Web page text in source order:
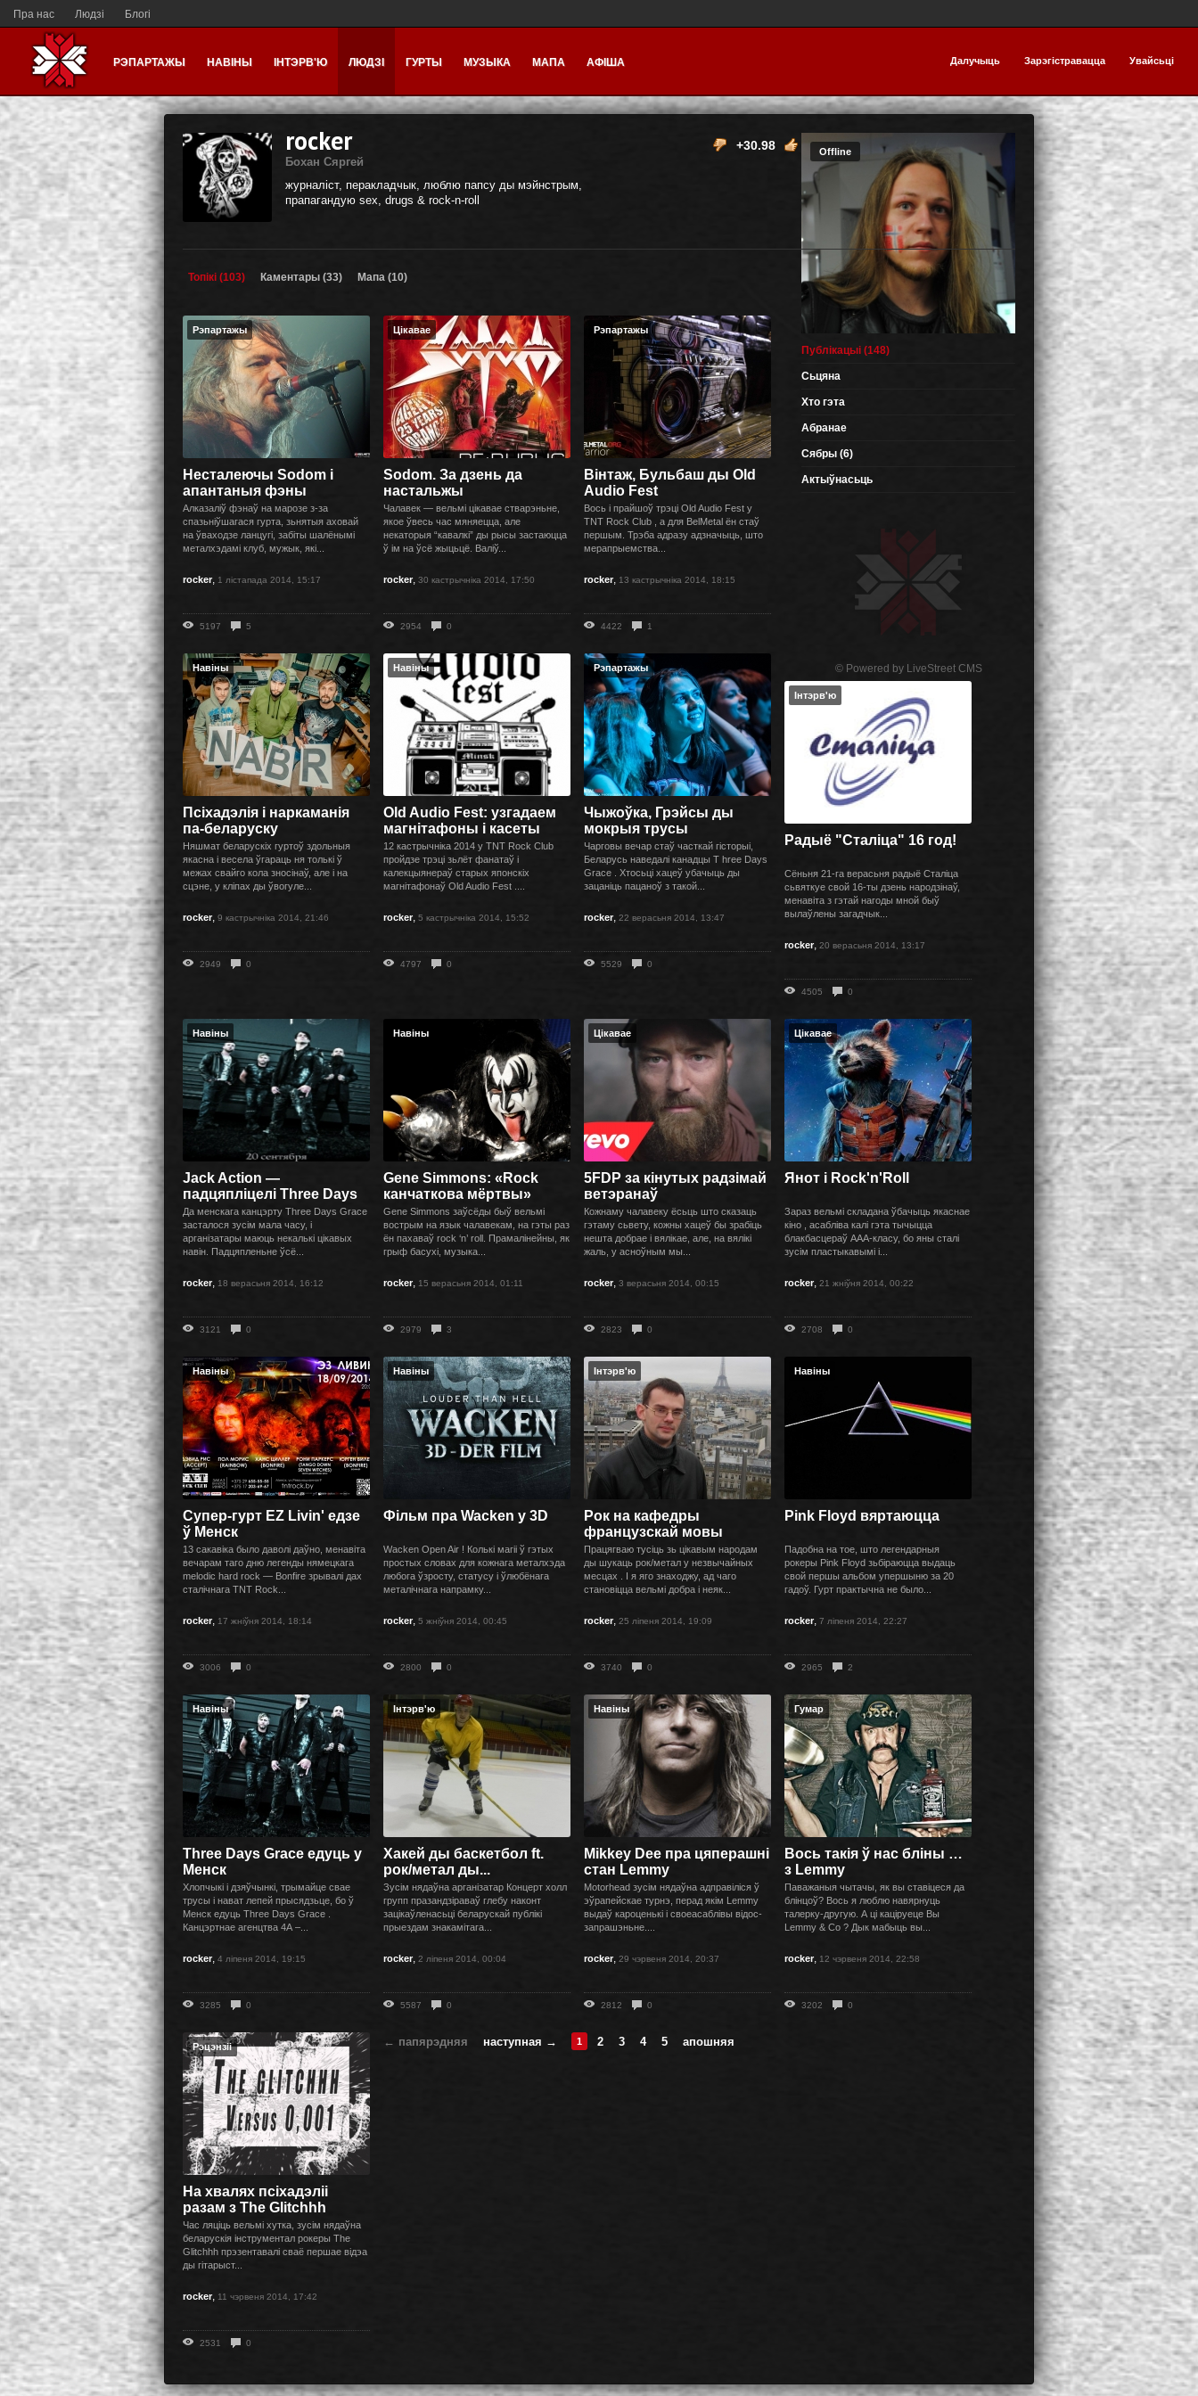
Пра нас Людзі Блогі
Далучыць Зарэгістравацца Увайсьці
РЭПАРТАЖЫ НАВІНЫ ІНТЭРВ'Ю ЛЮДЗІ ГУРТЫ МУЗЫКА МАПА АФІША
Offline
Публікацыі (148)
Сьцяна
Хто гэта
Абранае
Сябры (6)
Актыўнасьць
© Powered by LiveStreet CMS
rocker
Бохан Сяргей
журналіст, перакладчык, люблю папсу ды мэйнстрым,
прапагандую sex, drugs & rock-n-roll
+30.98
Топікі (103) Каментары (33) Мапа (10)
Рэпартажы
Несталеючы Sodom і
апантаныя фэны
Алказаліў фэнаў на марозе з-за
спазьніўшагася гурта, зьнятыя аховай
на ўваходзе ланцугі, забіты шалёнымі
металхэдамі клуб, мужык, які...
rocker, 1 лістапада 2014, 15:17
5197 5
Цікавае
Sodom. За дзень да
настальжы
Чалавек — вельмі цікавае стварэньне,
якое ўвесь час мяняецца, але
некаторыя “кавалкі” ды рысы застаюцца
ў ім на ўсё жыцьцё. Валіў...
rocker, 30 кастрычніка 2014, 17:50
2954 0
Рэпартажы
Вінтаж, Бульбаш ды Old
Audio Fest
Вось і прайшоў трэці Old Audio Fest у
TNT Rock Club , а для BelMetal ён стаў
першым. Трэба адразу адзначыць, што
мерапрыемства...
rocker, 13 кастрычніка 2014, 18:15
4422 1
Навіны
Псіхадэлія і наркаманія
па-беларуску
Няшмат беларускіх гуртоў здольныя
якасна і весела ўгараць ня толькі ў
межах свайго кола зносінаў, але і на
сцэне, у кліпах ды ўвогуле...
rocker, 9 кастрычніка 2014, 21:46
2949 0
Навіны
Old Audio Fest: узгадаем
магнітафоны і касеты
12 кастрычніка 2014 у TNT Rock Club
пройдзе трэці зьлёт фанатаў і
калекцыянераў старых японскіх
магнітафонаў Old Audio Fest ....
rocker, 5 кастрычніка 2014, 15:52
4797 0
Рэпартажы
Чыжоўка, Грэйсы ды
мокрыя трусы
Чарговы вечар стаў часткай гісторыі,
Беларусь наведалі канадцы T hree Days
Grace . Хтосьці хацеў убачыць ды
зацаніць пацаноў з такой...
rocker, 22 верасьня 2014, 13:47
5529 0
Інтэрв'ю
Радыё "Сталіца" 16 год!
Сёньня 21-га верасьня радыё Сталіца
сьвяткуе свой 16-ты дзень народзінаў,
менавіта з гэтай нагоды мной быў
вылаўлены загадчык...
rocker 20 верасьня 2014, 13:17
4505 0
Навіны
Jack Action —
падцяпліцелі Three Days
Grace
Да менскага канцэрту Three Days Grace
засталося зусім мала часу, і
арганізатары маюць некалькі цікавых
навін. Падцяпленьне ўсё...
rocker 18 верасьня 2014, 16:12
3121 0
Навіны
Gene Simmons: «Rock
канчаткова мёртвы»
Gene Simmons заўсёды быў вельмі
вострым на язык чалавекам, на гэты раз
ён пахаваў rock ‘n’ roll. Прамалінейны, як
грыф басухі, музыка...
rocker 15 верасьня 2014, 01:11
2979 3
Цікавае
5FDP за кінутых радзімай
ветэранаў
Кожнаму чалавеку ёсьць што сказаць
гэтаму сьвету, кожны хацеў бы зрабіць
нешта добрае і вялікае, але, на вялікі
жаль, у асноўным мы...
rocker, 3 верасьня 2014, 00:15
2823 0
Цікавае
Янот і Rock'n'Roll
Зараз вельмі складана ўбачыць якаснае
кіно , асабліва калі гэта тычыцца
блакбасцераў ААА-класу, бо яны сталі
зусім пластыкавымі і...
rocker, 21 жніўня 2014, 00:22
2708 0
Навіны
Супер-гурт EZ Livin' едзе
ў Менск
13 сакавіка было даволі даўно, менавіта
вечарам таго дню легенды нямецкага
melodic hard rock — Bonfire зрывалі дах
сталічнага TNT Rock...
rocker 17 жніўня 2014, 18:14
3006 0
Навіны
Фільм пра Wacken у 3D
Wacken Open Air ! Колькі магіі ў гэтых
простых словах для кожнага металхэда
любога ўзросту, статусу і ўлюбёнага
металічнага напрамку...
rocker 5 жніўня 2014, 00:45
2800 0
Інтэрв'ю
Рок на кафедры
французскай мовы
Працягваю тусіць зь цікавым народам
ды шукаць рок/метал у незвычайных
месцах . І я яго знаходжу, ад чаго
становіцца вельмі добра і неяк...
rocker, 25 ліпеня 2014, 19:09
3740 0
Навіны
Pink Floyd вяртаюцца
Падобна на тое, што легендарныя
рокеры Pink Floyd зьбіраюцца выдаць
свой першы альбом упершыню за 20
гадоў. Гурт практычна не было...
rocker 7 ліпеня 2014, 22:27
2965 2
Навіны
Three Days Grace едуць у
Менск
Хлопчыкі і дзяўчынкі, трымайце свае
трусы і нават лепей прысядзьце, бо ў
Менск едуць Three Days Grace .
Канцэртнае агенцтва 4А –...
rocker, 4 ліпеня 2014, 19:15
3285 0
Інтэрв'ю
Хакей ды баскетбол ft.
рок/метал ды...
Зусім нядаўна арганізатар Концерт холл
групп празандзіраваў глебу наконт
зацікаўленасьці беларускай публікі
прыездам знакамітага...
rocker, 2 ліпеня 2014, 00:04
5587 0
Навіны
Mikkey Dee пра цяперашні
стан Lemmy
Motorhead зусім нядаўна адправіліся ў
эўрапейскае турнэ, перад якім Lemmy
выдаў кароценькі і своеасаблівы відос-
запрашэньне....
rocker, 29 чэрвеня 2014, 20:37
2812 0
Гумар
Вось такія ў нас бліны …
з Lemmy
Паважаныя чытачы, як вы ставіцеся да
блінцоў? Вось я люблю навярнуць
талерку-другую. А ці каціруеце Вы
Lemmy & Co ? Дык мабыць вы...
rocker 12 чэрвеня 2014, 22:58
3202 0
Рэцэнзіі
На хвалях псіхадэліі
разам з The Glitchhh
Час ляціць вельмі хутка, зусім нядаўна
беларускія інструментал рокеры The
Glitchhh прэзентавалі сваё першае відэа
ды гітарыст...
rocker, 11 чэрвеня 2014, 17:42
2531 0
← папярэдняя наступная → 1 2 3 4 5 апошняя